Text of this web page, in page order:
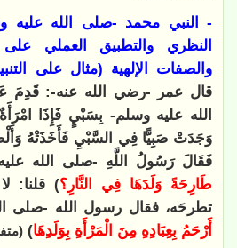
- النبي محمد -صلى الله عليه
النظري والتطبيق العملي على
والصفات الإلهية (مثال على
قال عمر -رضي الله عنه-: قَدِمَ
الله عليه وسلم- بِسَبْيٍ فَإِذَا
وَجَدَتْ صَبِيًّا فِي السَّبْيِ فَأَخَذَتْهُ
فَقَالَ رَسُولُ اللَّهِ -صلى الله
طَارِحَةً وَلَدَهَا فِي النَّارِ؟) قلنا:
تطرحَه، فقال رسول الله -صلى
أَرْحَمُ بِعِبَادِهِ مِنَ الْمَرْأَةِ بِوَلَدِهَا)